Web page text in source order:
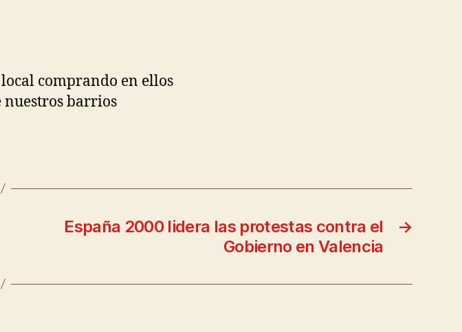
comprando en ellos
barrios
→
España 2000 lidera las protestas contra el
Gobierno en Valencia